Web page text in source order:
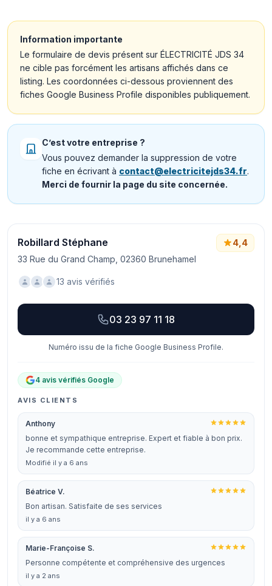
Information importante
Le formulaire de devis présent sur ÉLECTRICITÉ JDS 34
ne cible pas forcément les artisans affichés dans ce
listing. Les coordonnées ci-dessous proviennent des
fiches Google Business Profile disponibles publiquement.
C’est votre entreprise ?
Vous pouvez demander la suppression de votre
fiche en écrivant à contact@electricitejds34.fr.
Merci de fournir la page du site concernée.
Robillard Stéphane
33 Rue du Grand Champ, 02360 Brunehamel
4,4
13 avis vérifiés
03 23 97 11 18
Numéro issu de la fiche Google Business Profile.
4 avis vérifiés Google
AVIS CLIENTS
Anthony
bonne et sympathique entreprise. Expert et fiable à bon prix.
Je recommande cette entreprise.
Modifié il y a 6 ans
Béatrice V.
Bon artisan. Satisfaite de ses services
il y a 6 ans
Marie-Françoise S.
Personne compétente et compréhensive des urgences
il y a 2 ans